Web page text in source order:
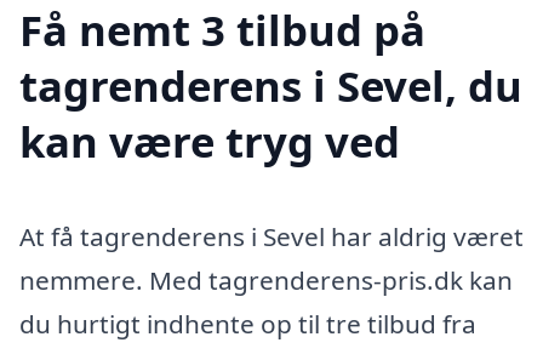
Få nemt 3 tilbud på
tagrenderens i Sevel, du
kan være tryg ved
At få tagrenderens i Sevel har aldrig været
nemmere. Med tagrenderens-pris.dk kan
du hurtigt indhente op til tre tilbud fra